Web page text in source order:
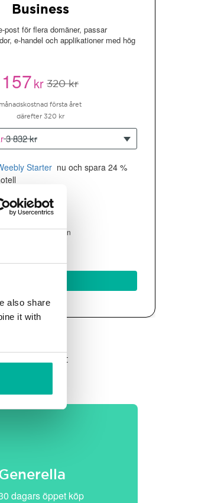
also share
it with
Business
post för flera domäner, passar
e-handel och applikationer med hög
157kr 320 kr
månadskostnad första året
därefter 320 kr
3 832 kr
Starter nu och spara 24 %
domäner
besökare/mån
de av vårt
dagars öppet köp